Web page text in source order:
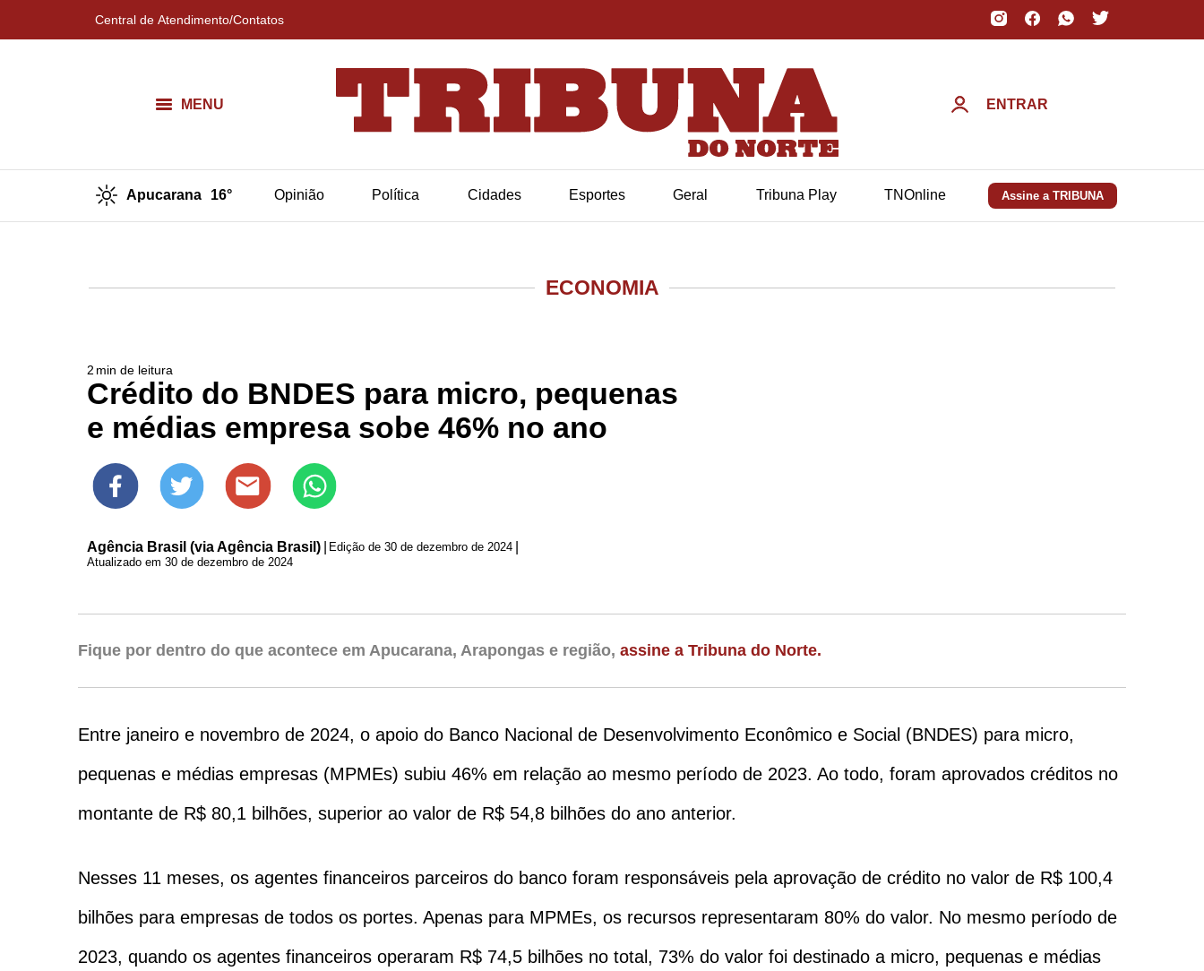
Central de Atendimento/Contatos
MENU ENTRAR
Apucarana 16° Opinião Política Cidades Esportes Geral Tribuna Play TNOnline Assine a TRIBUNA
ECONOMIA
2 min de leitura
Crédito do BNDES para micro, pequenas
e médias empresa sobe 46% no ano
Agência Brasil (via Agência Brasil) Edição de 30 de dezembro de 2024
Atualizado em 30 de dezembro de 2024
Fique por dentro do que acontece em Apucarana, Arapongas e região, assine a Tribuna do Norte.
Entre janeiro e novembro de 2024, o apoio do Banco Nacional de Desenvolvimento Econômico e Social (BNDES) para micro,
pequenas e médias empresas (MPMEs) subiu 46% em relação ao mesmo período de 2023. Ao todo, foram aprovados créditos no
montante de R$ 80,1 bilhões, superior ao valor de R$ 54,8 bilhões do ano anterior.
Nesses 11 meses, os agentes financeiros parceiros do banco foram responsáveis pela aprovação de crédito no valor de R$ 100,4
bilhões para empresas de todos os portes. Apenas para MPMEs, os recursos representaram 80% do valor. No mesmo período de
2023, quando os agentes financeiros operaram R$ 74,5 bilhões no total, 73% do valor foi destinado a micro, pequenas e médias